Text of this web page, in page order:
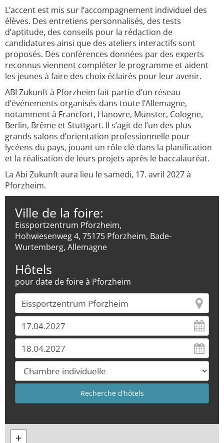
L’accent est mis sur l’accompagnement individuel des
élèves. Des entretiens personnalisés, des tests
d’aptitude, des conseils pour la rédaction de
candidatures ainsi que des ateliers interactifs sont
proposés. Des conférences données par des experts
reconnus viennent compléter le programme et aident
les jeunes à faire des choix éclairés pour leur avenir.
ABI Zukunft à Pforzheim fait partie d’un réseau
d’événements organisés dans toute l’Allemagne,
notamment à Francfort, Hanovre, Münster, Cologne,
Berlin, Brême et Stuttgart. Il s’agit de l’un des plus
grands salons d’orientation professionnelle pour
lycéens du pays, jouant un rôle clé dans la planification
et la réalisation de leurs projets après le baccalauréat.
La Abi Zukunft aura lieu le samedi, 17. avril 2027 à
Pforzheim.
Ville de la foire:
Eissportzentrum Pforzheim,
Hohwiesenweg 4, 75175 Pforzheim, Bade-
Wurtemberg, Allemagne
Hôtels
pour date de foire à Pforzheim
+